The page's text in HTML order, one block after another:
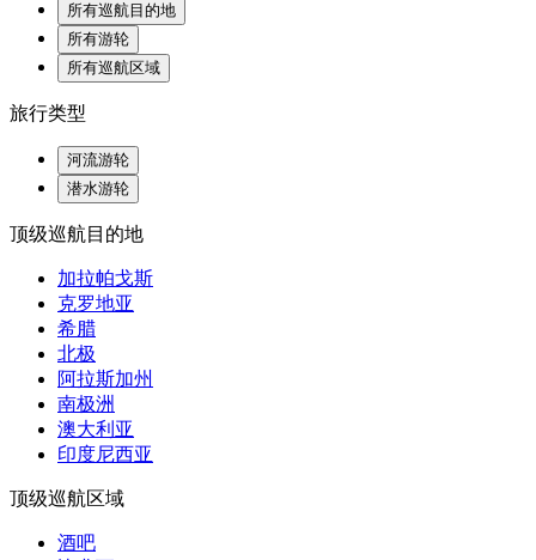
所有巡航目的地
所有游轮
所有巡航区域
旅行类型
河流游轮
潜水游轮
顶级巡航目的地
加拉帕戈斯
克罗地亚
希腊
北极
阿拉斯加州
南极洲
澳大利亚
印度尼西亚
顶级巡航区域
酒吧